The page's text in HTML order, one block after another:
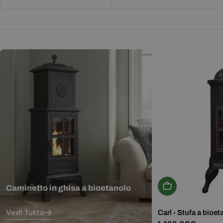
Caminetto in ghisa a bioetanolo
Vedi Tutto
Aggiungi Al
Carl - Stufa a